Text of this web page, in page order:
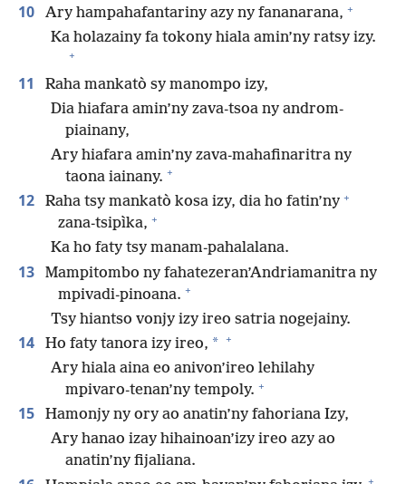
10 Ary hampahafantariny azy ny fananarana, +
Ka holazainy fa tokony hiala amin’ny ratsy izy.
+
11
Raha mankatò sy manompo izy,
Dia hiafara amin’ny zava-tsoa ny androm-
piainany,
Ary hiafara amin’ny zava-mahafinaritra ny
taona iainany. +
12 Raha tsy mankatò kosa izy, dia ho fatin’ny +
zana-tsipìka, +
Ka ho faty tsy manam-pahalalana.
13
Mampitombo ny fahatezeran’Andriamanitra ny
mpivadi-pinoana. +
Tsy hiantso vonjy izy ireo satria nogejainy.
14 Ho faty tanora izy ireo, * +
Ary hiala aina eo anivon’ireo lehilahy
mpivaro-tenan’ny tempoly. +
15
Hamonjy ny ory ao anatin’ny fahoriana Izy,
Ary hanao izay hihainoan’izy ireo azy ao
anatin’ny fijaliana.
+